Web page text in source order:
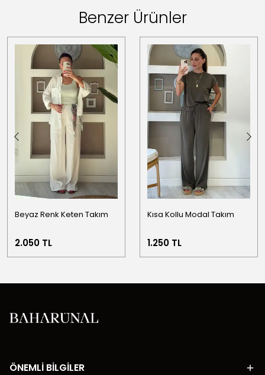
Benzer Ürünler
Beyaz Renk Keten Takım
2.050 TL
Kısa Kollu Modal Takım
1.250 TL
ÖNEMLİ BİLGİLER